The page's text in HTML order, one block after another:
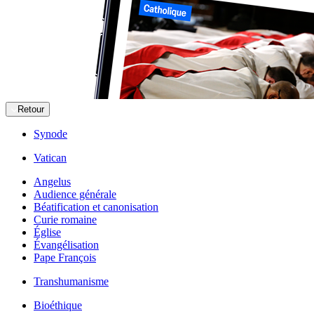
Retour
Synode
Vatican
Angelus
Audience générale
Béatification et canonisation
Curie romaine
Église
Évangélisation
Pape François
Transhumanisme
Bioéthique